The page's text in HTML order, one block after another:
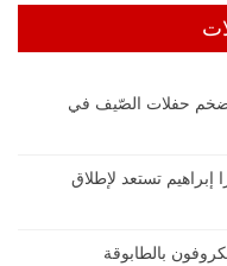
حفلات الصّيف في
تستعد لإطلاق
بالطابوقة